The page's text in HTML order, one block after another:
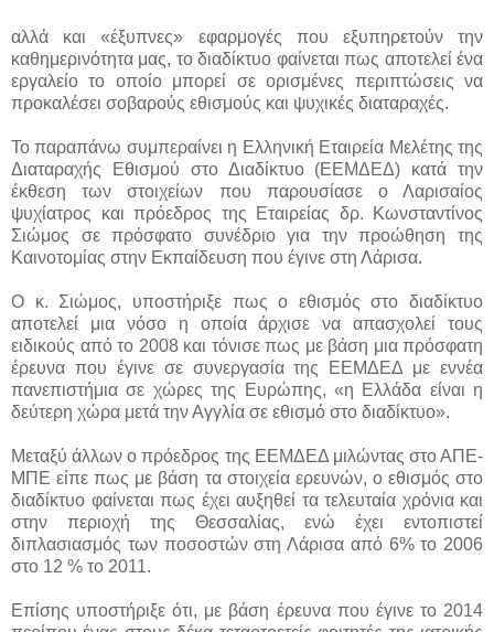
αλλά και «έξυπνες» εφαρμογές που εξυπηρετούν την
καθημερινότητα μας, το διαδίκτυο φαίνεται πως αποτελεί ένα
εργαλείο το οποίο μπορεί σε ορισμένες περιπτώσεις να
προκαλέσει σοβαρούς εθισμούς και ψυχικές διαταραχές.
Το παραπάνω συμπεραίνει η Ελληνική Εταιρεία Μελέτης της
Διαταραχής Εθισμού στο Διαδίκτυο (ΕΕΜΔΕΔ) κατά την
έκθεση των στοιχείων που παρουσίασε ο Λαρισαίος
ψυχίατρος και πρόεδρος της Εταιρείας δρ. Κωνσταντίνος
Σιώμος σε πρόσφατο συνέδριο για την προώθηση της
Καινοτομίας στην Εκπαίδευση που έγινε στη Λάρισα.
Ο κ. Σιώμος, υποστήριξε πως ο εθισμός στο διαδίκτυο
αποτελεί μια νόσο η οποία άρχισε να απασχολεί τους
ειδικούς από το 2008 και τόνισε πως με βάση μια πρόσφατη
έρευνα που έγινε σε συνεργασία της ΕΕΜΔΕΔ με εννέα
πανεπιστήμια σε χώρες της Ευρώπης, «η Ελλάδα είναι η
δεύτερη χώρα μετά την Αγγλία σε εθισμό στο διαδίκτυο».
Μεταξύ άλλων ο πρόεδρος της ΕΕΜΔΕΔ μιλώντας στο ΑΠΕ-
ΜΠΕ είπε πως με βάση τα στοιχεία ερευνών, ο εθισμός στο
διαδίκτυο φαίνεται πως έχει αυξηθεί τα τελευταία χρόνια και
στην περιοχή της Θεσσαλίας, ενώ έχει εντοπιστεί
διπλασιασμός των ποσοστών στη Λάρισα από 6% το 2006
στο 12 % το 2011.
Επίσης υποστήριξε ότι, με βάση έρευνα που έγινε το 2014